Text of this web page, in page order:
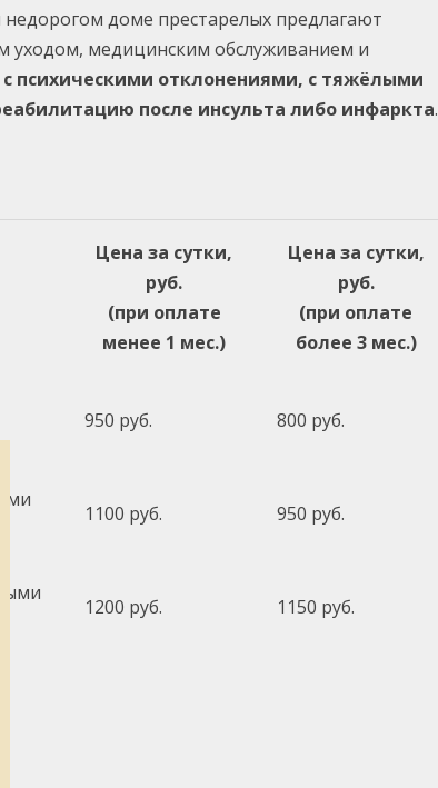
доме престарелых предлагают
уходом, медицинским обслуживанием и
психическими отклонениями, с тяжёлыми
после инсульта либо инфаркта.
Цена за сутки,
руб.
(при оплате
менее 1 мес.)
Цена за сутки,
руб.
(при оплате
более 3 мес.)
950 руб. 800 руб.
1100 руб. 950 руб.
1200 руб. 1150 руб.